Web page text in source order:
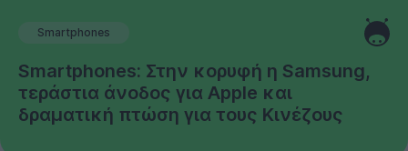
Smartphones
Smartphones: Στην κορυφή η Samsung,
τεράστια άνοδος για Apple και
δραματική πτώση για τους Κινέζους